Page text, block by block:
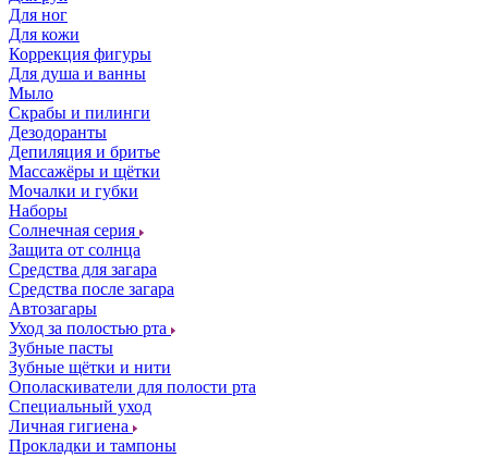
Для ног
Для кожи
Коррекция фигуры
Для душа и ванны
Мыло
Скрабы и пилинги
Дезодоранты
Депиляция и бритье
Массажёры и щётки
Мочалки и губки
Наборы
Солнечная серия
Защита от солнца
Средства для загара
Средства после загара
Автозагары
Уход за полостью рта
Зубные пасты
Зубные щётки и нити
Ополаскиватели для полости рта
Специальный уход
Личная гигиена
Прокладки и тампоны